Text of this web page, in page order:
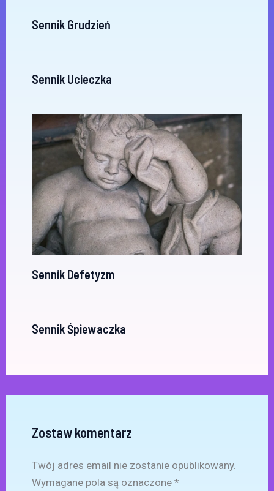
Sennik Grudzień
Sennik Ucieczka
Sennik Defetyzm
Sennik Śpiewaczka
Zostaw komentarz
Twój adres email nie zostanie opublikowany.
Wymagane pola są oznaczone *